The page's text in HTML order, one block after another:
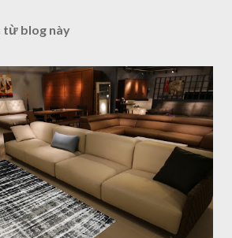
từ blog này